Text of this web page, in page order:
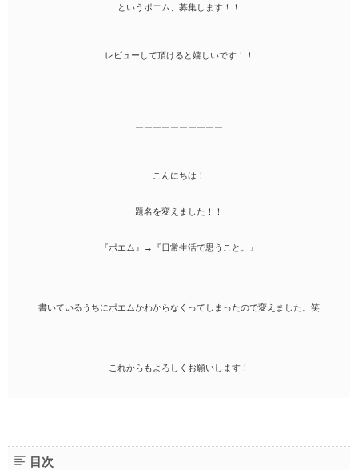
というポエム、募集します！！
レビューして頂けると嬉しいです！！
ーーーーーーーーーー
こんにちは！
題名を変えました！！
『ポエム』→『日常生活で思うこと。』
書いているうちにポエムかわからなくってしまったので変えました。笑
これからもよろしくお願いします！
目次